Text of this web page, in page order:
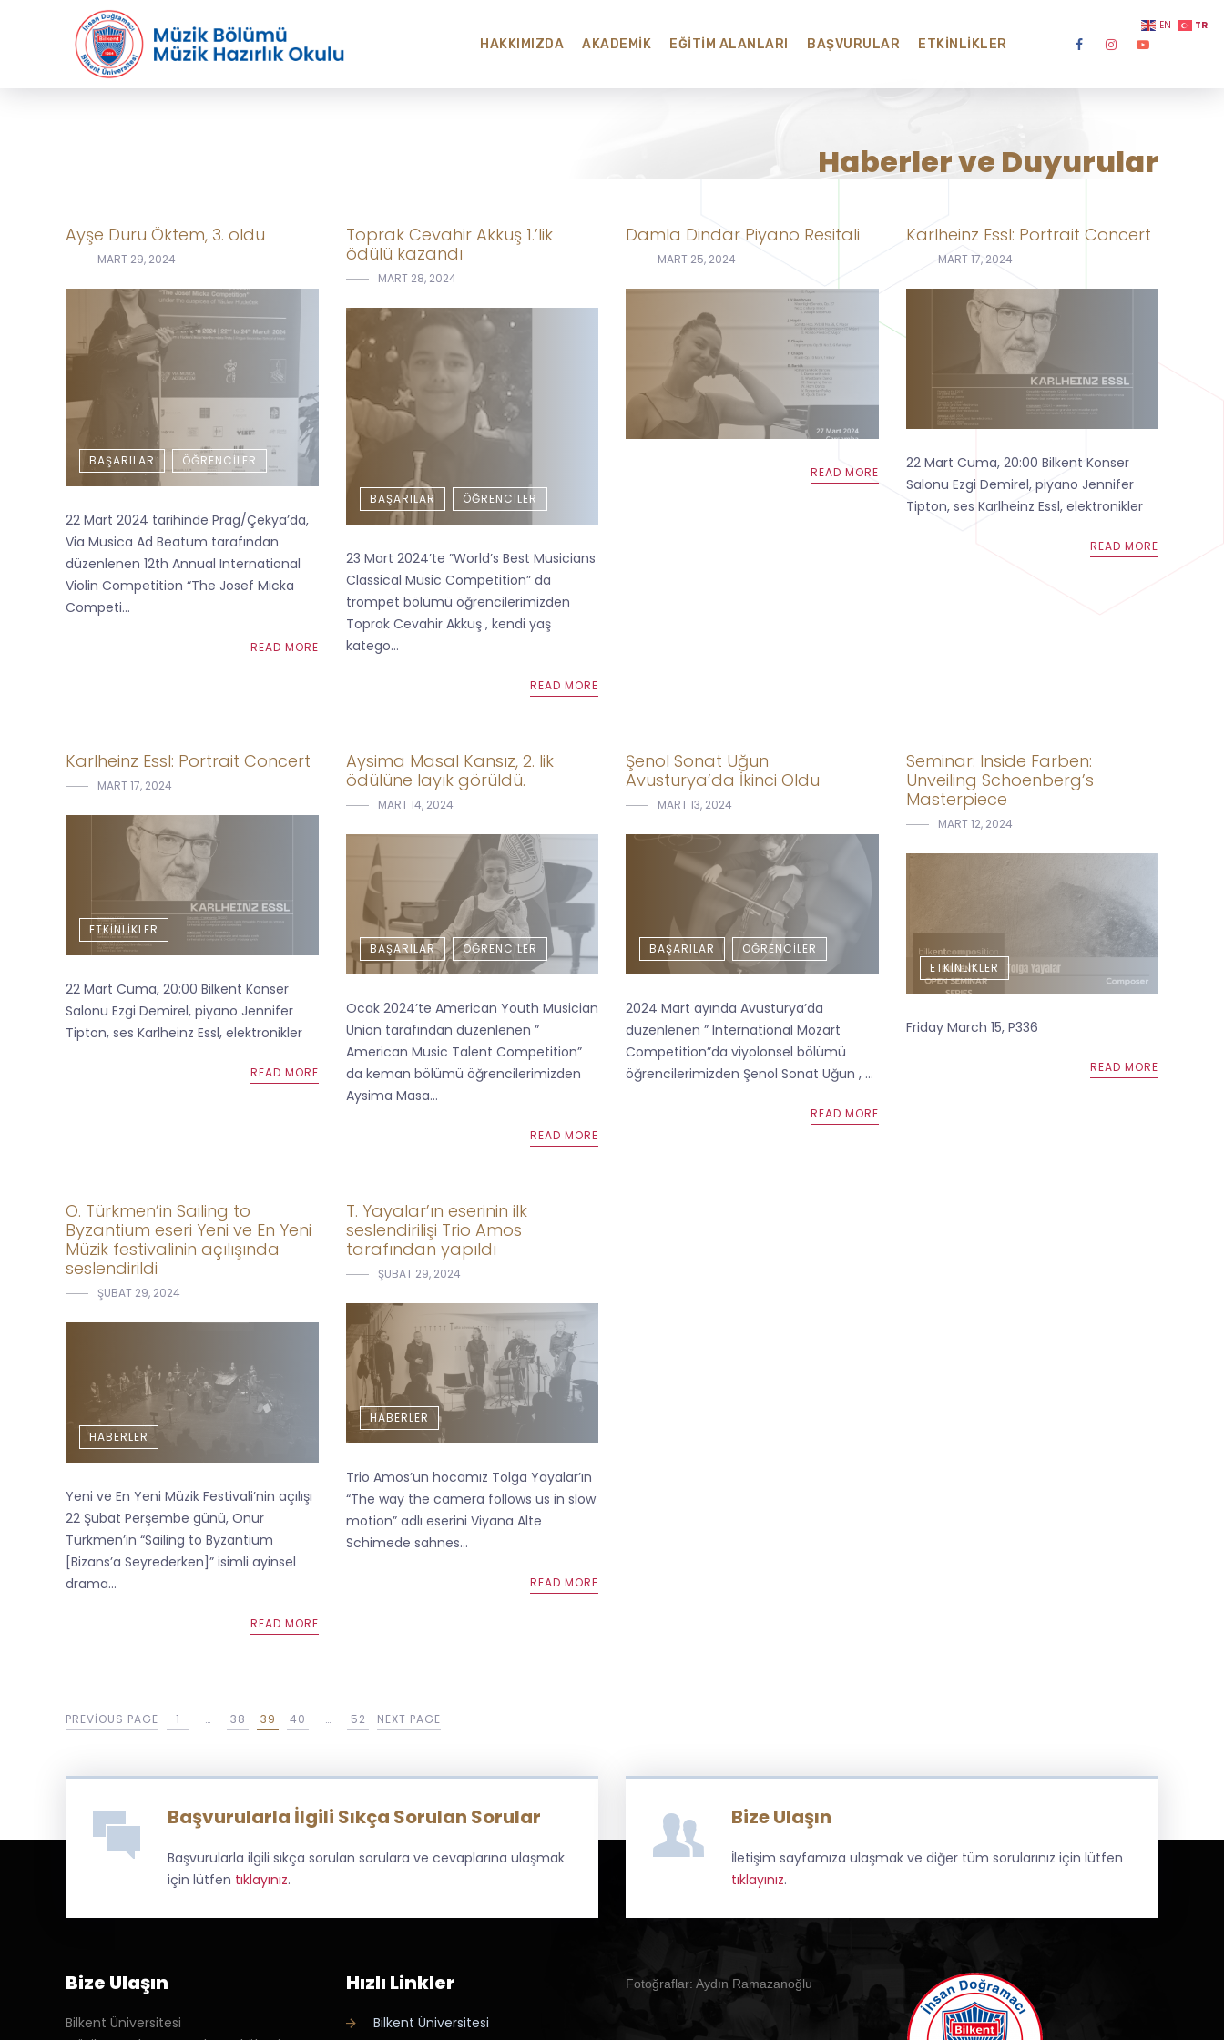
HAKKIMIZDA AKADEMIK EĞITIM ALANLARI BAŞVURULAR ETKINLIKLER
Haberler ve Duyurular
Ayşe Duru Öktem, 3. oldu
MART 29, 2024
BAŞARILAR ÖĞRENCILER
22 Mart 2024 tarihinde Prag/Çekya’da,
Via Musica Ad Beatum tarafından
düzenlenen 12th Annual International
Violin Competition “The Josef Micka
Competi...
READ MORE
Toprak Cevahir Akkuş 1.’lik
ödülü kazandı
MART 28, 2024
BAŞARILAR ÖĞRENCILER
23 Mart 2024’te ”World’s Best Musicians
Classical Music Competition” da
trompet bölümü öğrencilerimizden
Toprak Cevahir Akkuş , kendi yaş
katego...
READ MORE
Damla Dindar Piyano Resitali
MART 25, 2024
READ MORE
Karlheinz Essl: Portrait Concert
MART 17, 2024
22 Mart Cuma, 20:00 Bilkent Konser
Salonu Ezgi Demirel, piyano Jennifer
Tipton, ses Karlheinz Essl, elektronikler
READ MORE
Karlheinz Essl: Portrait Concert
MART 17, 2024
ETKINLIKLER
22 Mart Cuma, 20:00 Bilkent Konser
Salonu Ezgi Demirel, piyano Jennifer
Tipton, ses Karlheinz Essl, elektronikler
READ MORE
Aysima Masal Kansız, 2. lik
ödülüne layık görüldü.
MART 14, 2024
BAŞARILAR ÖĞRENCILER
Ocak 2024’te American Youth Musician
Union tarafından düzenlenen ”
American Music Talent Competition”
da keman bölümü öğrencilerimizden
Aysima Masa...
READ MORE
Şenol Sonat Uğun
Avusturya’da İkinci Oldu
MART 13, 2024
BAŞARILAR ÖĞRENCILER
2024 Mart ayında Avusturya’da
düzenlenen ” International Mozart
Competition”da viyolonsel bölümü
öğrencilerimizden Şenol Sonat Uğun , ...
READ MORE
Seminar: Inside Farben:
Unveiling Schoenberg’s
Masterpiece
MART 12, 2024
ETKINLIKLER
Friday March 15, P336
READ MORE
O. Türkmen’in Sailing to
Byzantium eseri Yeni ve En Yeni
Müzik festivalinin açılışında
seslendirildi
ŞUBAT 29, 2024
HABERLER
Yeni ve En Yeni Müzik Festivali’nin açılışı
22 Şubat Perşembe günü, Onur
Türkmen’in “Sailing to Byzantium
[Bizans’a Seyrederken]” isimli ayinsel
drama...
READ MORE
T. Yayalar’ın eserinin ilk
seslendirilişi Trio Amos
tarafından yapıldı
ŞUBAT 29, 2024
HABERLER
Trio Amos’un hocamız Tolga Yayalar’ın
“The way the camera follows us in slow
motion” adlı eserini Viyana Alte
Schimede sahnes...
READ MORE
PREVIOUS PAGE 1 … 38 39 40 … 52 NEXT PAGE
Başvurularla İlgili Sıkça Sorulan Sorular
Başvurularla ilgili sıkça sorulan sorulara ve cevaplarına ulaşmak
için lütfen tıklayınız.
Bize Ulaşın
İletişim sayfamıza ulaşmak ve diğer tüm sorularınız için lütfen
tıklayınız.
Bize Ulaşın
Bilkent Üniversitesi
Hızlı Linkler
Bilkent Üniversitesi
Fotoğraflar: Aydın Ramazanoğlu
EN TR